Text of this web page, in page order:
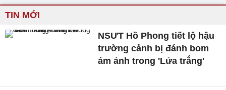
TIN MỚI
NSƯT Hồ Phong tiết lộ hậu
trường cảnh bị đánh bom
ám ảnh trong 'Lửa trắng'